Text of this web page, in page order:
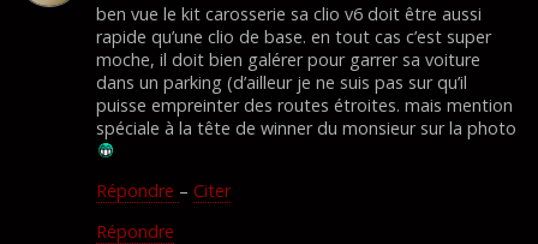
ben vue le kit carosserie sa clio v6 doit être aussi
rapide qu’une clio de base. en tout cas c’est super
moche, il doit bien galérer pour garrer sa voiture
dans un parking (d’ailleur je ne suis pas sur qu’il
puisse empreinter des routes étroites. mais mention
spéciale à la tête de winner du monsieur sur la photo
Répondre – Citer
Répondre